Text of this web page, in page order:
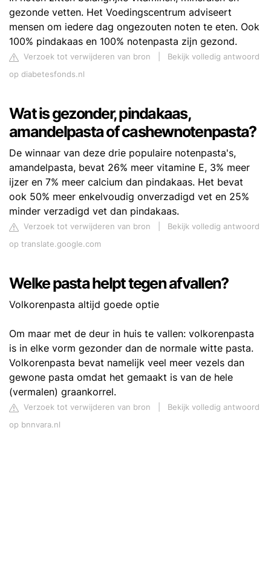
gezonde vetten. Het Voedingscentrum adviseert
mensen om iedere dag ongezouten noten te eten. Ook
100% pindakaas en 100% notenpasta zijn gezond.
Verzoek tot verwijderen van bron
Bekijk volledig antwoord
op diabetesfonds.nl
Wat is gezonder, pindakaas,
amandelpasta of cashewnotenpasta?
De winnaar van deze drie populaire notenpasta's,
amandelpasta, bevat 26% meer vitamine E, 3% meer
ijzer en 7% meer calcium dan pindakaas. Het bevat
ook 50% meer enkelvoudig onverzadigd vet en 25%
minder verzadigd vet dan pindakaas.
Verzoek tot verwijderen van bron
Bekijk volledig antwoord
op translate.google.com
Welke pasta helpt tegen afvallen?
Volkorenpasta altijd goede optie
Om maar met de deur in huis te vallen: volkorenpasta
is in elke vorm gezonder dan de normale witte pasta.
Volkorenpasta bevat namelijk veel meer vezels dan
gewone pasta omdat het gemaakt is van de hele
(vermalen) graankorrel.
Verzoek tot verwijderen van bron
Bekijk volledig antwoord
op bnnvara.nl